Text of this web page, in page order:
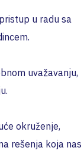
u radu sa
uvažavanju,
okruženje,
rešenja koja nas